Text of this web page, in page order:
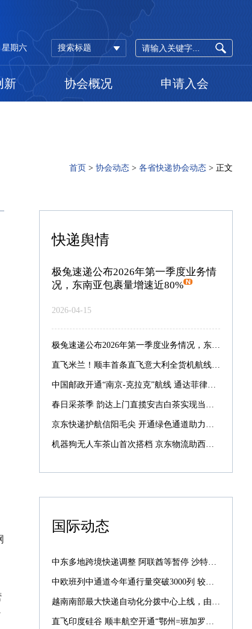
搜索标题
星期六
新 协会概况 申请入会
首页 > 协会动态 > 各省快递协会动态 > 正文
快递舆情
极兔速递公布2026年第一季度业务情
况，东南亚包裹量增速近80%
2026-04-15
极兔速递公布2026年第一季度业务情况，东南亚包裹量增速近80%
直飞米兰！顺丰首条直飞意大利全货机航线启航
中国邮政开通“南京-克拉克”航线 通达菲律宾航线增至7条
春日采茶季 韵达上门直揽安吉白茶实现当日采摘当日寄递
京东快递护航信阳毛尖 开通绿色通道助力最快次晨达全国
机器狗无人车茶山首次搭档 京东物流助西湖龙井提速抢鲜
国际动态
中东多地跨境快递调整 阿联酋等暂停 沙特仍正常配送
中欧班列中通道今年通行量突破3000列 较去年提前39天
越南南部最大快递自动化分拨中心上线，由菜鸟承建
直飞印度硅谷 顺丰航空开通“鄂州=班加罗尔”国际货运航线